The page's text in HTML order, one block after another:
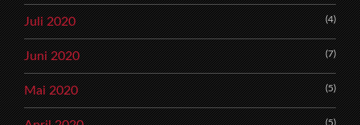
Juli 2020 (4)
Juni 2020 (7)
Mai 2020 (5)
(5)